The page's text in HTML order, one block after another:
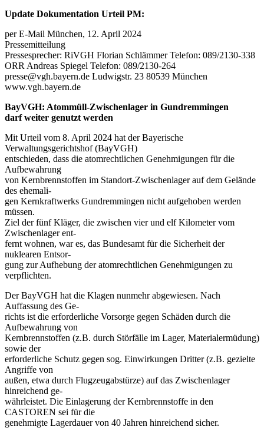
Update Dokumentation Urteil PM:
per E-Mail München, 12. April 2024
Pressemitteilung
Pressesprecher: RiVGH Florian Schlämmer Telefon: 089/2130-338
ORR Andreas Spiegel Telefon: 089/2130-264
presse@vgh.bayern.de Ludwigstr. 23 80539 München
www.vgh.bayern.de
BayVGH: Atommüll-Zwischenlager in Gundremmingen
darf weiter genutzt werden
Mit Urteil vom 8. April 2024 hat der Bayerische
Verwaltungsgerichtshof (BayVGH)
entschieden, dass die atomrechtlichen Genehmigungen für die
Aufbewahrung
von Kernbrennstoffen im Standort-Zwischenlager auf dem Gelände
des ehemali-
gen Kernkraftwerks Gundremmingen nicht aufgehoben werden
müssen.
Ziel der fünf Kläger, die zwischen vier und elf Kilometer vom
Zwischenlager ent-
fernt wohnen, war es, das Bundesamt für die Sicherheit der
nuklearen Entsor-
gung zur Aufhebung der atomrechtlichen Genehmigungen zu
verpflichten.
Der BayVGH hat die Klagen nunmehr abgewiesen. Nach
Auffassung des Ge-
richts ist die erforderliche Vorsorge gegen Schäden durch die
Aufbewahrung von
Kernbrennstoffen (z.B. durch Störfälle im Lager, Materialermüdung)
sowie der
erforderliche Schutz gegen sog. Einwirkungen Dritter (z.B. gezielte
Angriffe von
außen, etwa durch Flugzeugabstürze) auf das Zwischenlager
hinreichend ge-
währleistet. Die Einlagerung der Kernbrennstoffe in den
CASTOREN sei für die
genehmigte Lagerdauer von 40 Jahren hinreichend sicher.